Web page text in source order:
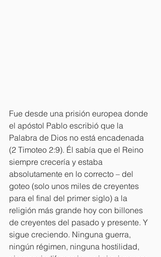
Fue desde una prisión europea donde
el apóstol Pablo escribió que la
Palabra de Dios no está encadenada
(2 Timoteo 2:9). Él sabía que el Reino
siempre crecería y estaba
absolutamente en lo correcto – del
goteo (solo unos miles de creyentes
para el final del primer siglo) a la
religión más grande hoy con billones
de creyentes del pasado y presente. Y
sigue creciendo. Ninguna guerra,
ningún régimen, ninguna hostilidad,